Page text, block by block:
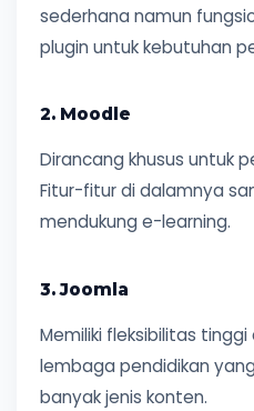
sederhana namun
plugin untuk kebutuhan
2. Moodle
Dirancang khusus untuk
Fitur-fitur di dalamnya
mendukung e-learning.
3. Joomla
Memiliki fleksibilitas
lembaga pendidikan
banyak jenis konten.